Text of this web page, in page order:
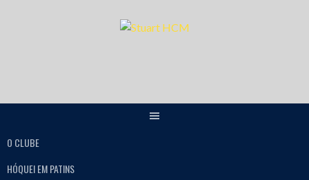
O CLUBE
HÓQUEI EM PATINS